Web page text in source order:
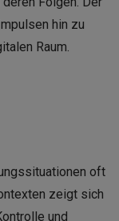
hin zu
Raum.
oft
zeigt sich
und